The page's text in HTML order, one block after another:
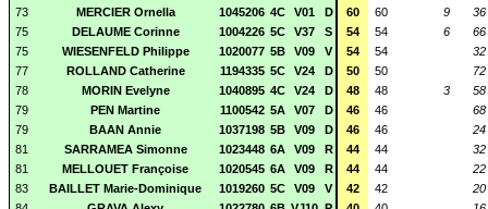
73
MERCIER Ornella 1045206 4C V01 D 60 60 9
36
75
DELAUME Corinne 1004226 5C V37 S 54 54 6
66
75
WIESENFELD Philippe 1020077 5B V09 V 54 54
32
77
ROLLAND Catherine 1194335 5C V24 D 50 50
72
78
MORIN Evelyne 1040895 4C V24 D 48 48 3
58
79
PEN Martine 1100542 5A V07 D 46 46
68
79
BAAN Annie 1037198 5B V09 D 46 46
24
81
SARRAMEA Simonne 1023448 6A V09 R 44 44
32
81
MELLOUET Françoise 1020545 6A V09 R 44 44
22
83
BAILLET Marie-Dominique 1019260 5C V09 V 42 42
20